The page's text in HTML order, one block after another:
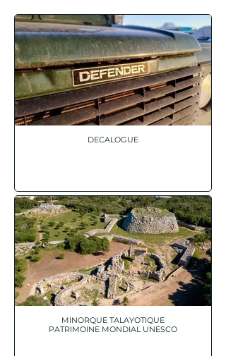
DECALOGUE
MINORQUE TALAYOTIQUE
PATRIMOINE MONDIAL UNESCO